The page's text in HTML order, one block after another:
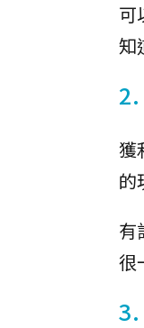
可
知
獲
的
有
很